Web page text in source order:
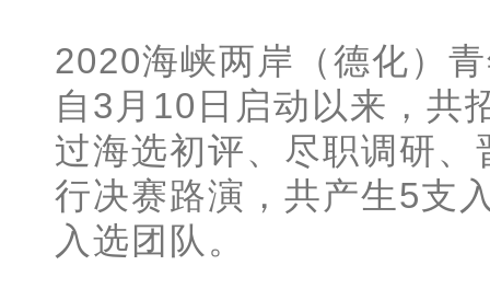
2020海峡两岸（德化）
自3月10日启动以来，共
过海选初评、尽职调研
行决赛路演，共产生5支
入选团队。